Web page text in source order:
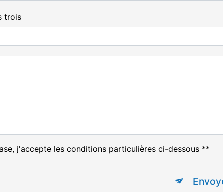
trois
j'accepte les conditions particulières ci-dessous **